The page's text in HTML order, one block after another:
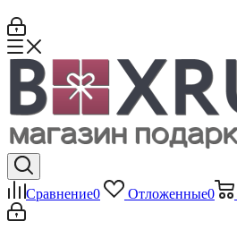
Сравнение0 Отложенные0